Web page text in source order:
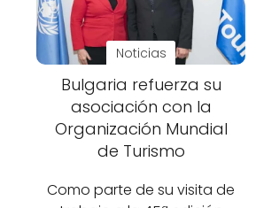
Noticias
Bulgaria refuerza su
asociación con la
Organización Mundial
de Turismo
Como parte de su visita de